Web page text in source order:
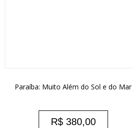
Paraíba: Muito Além do Sol e do Mar
R$ 380,00